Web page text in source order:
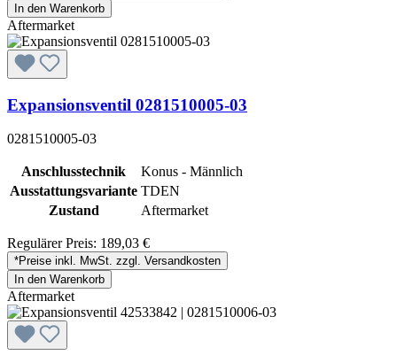
In den Warenkorb
Aftermarket
Expansionsventil 0281510005-03
0281510005-03
Anschlusstechnik
Konus - Männlich
Ausstattungsvariante TDEN
Zustand
Aftermarket
Regulärer Preis: 189,03 €
*Preise inkl. MwSt. zzgl. Versandkosten
In den Warenkorb
Aftermarket